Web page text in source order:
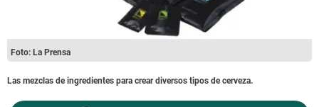
Foto: La Prensa
Las mezclas de ingredientes para crear diversos tipos de cerveza.